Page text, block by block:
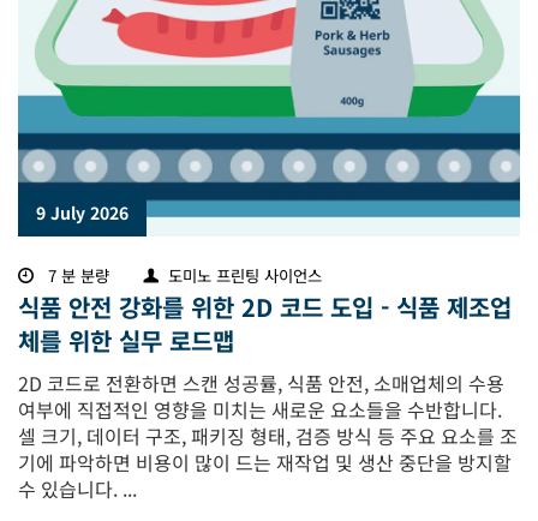
9 July 2026
7 분 분량 도미노 프린팅 사이언스
식품 안전 강화를 위한 2D 코드 도입 - 식품 제조업
체를 위한 실무 로드맵
2D 코드로 전환하면 스캔 성공률, 식품 안전, 소매업체의 수용
여부에 직접적인 영향을 미치는 새로운 요소들을 수반합니다.
셀 크기, 데이터 구조, 패키징 형태, 검증 방식 등 주요 요소를 조
기에 파악하면 비용이 많이 드는 재작업 및 생산 중단을 방지할
수 있습니다. ...